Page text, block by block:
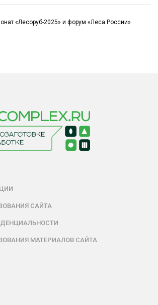
«Лесоруб-2025» и форум «Леса России»
САЙТА
МАТЕРИАЛОВ САЙТА